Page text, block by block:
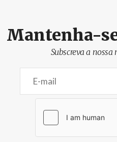
Mantenha-
Subscreva a